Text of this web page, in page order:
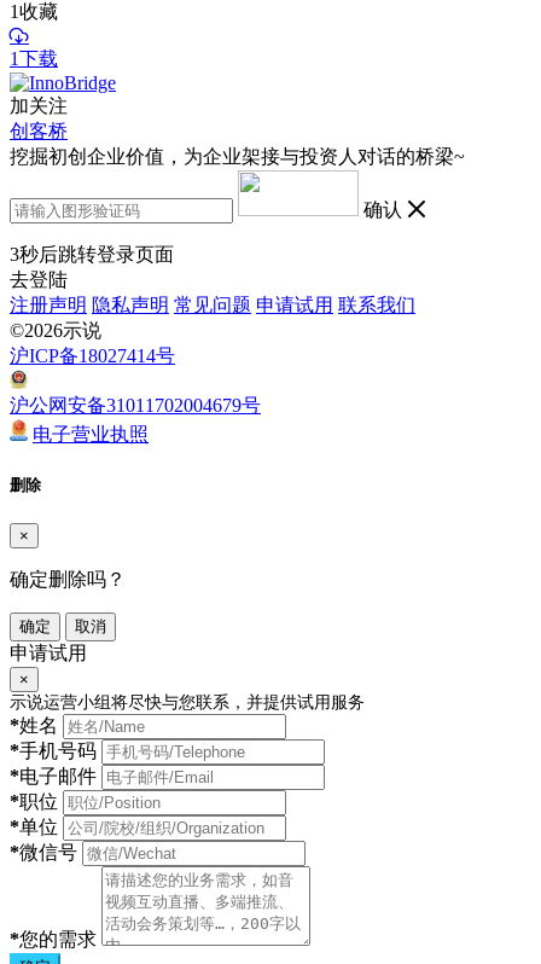
1收藏
1下载
加关注
创客桥
挖掘初创企业价值，为企业架接与投资人对话的桥梁~
确认
3秒后跳转登录页面
去登陆
注册声明 隐私声明 常见问题 申请试用 联系我们
©2026示说
沪ICP备18027414号
沪公网安备31011702004679号
电子营业执照
删除
×
确定删除吗？
确定 取消
申请试用
×
示说运营小组将尽快与您联系，并提供试用服务
*姓名
*手机号码
*电子邮件
*职位
*单位
*微信号
*您的需求